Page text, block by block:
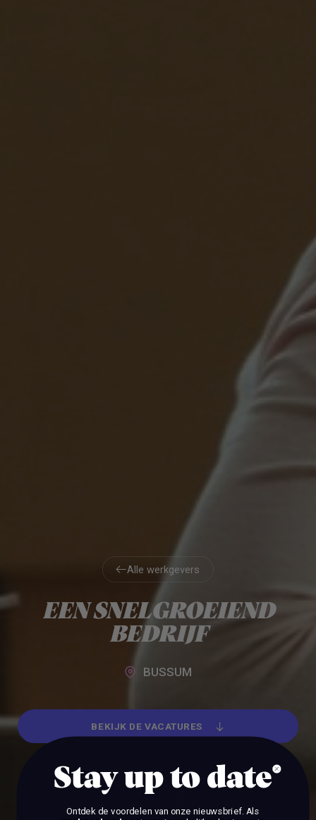
Alle werkgevers
Alle werkgevers
EEN SNELGROEIEND
BEDRIJF
BUSSUM
BEKIJK DE VACATURES
Stay up to date
Ontdek de voordelen van onze nieuwsbrief. Als